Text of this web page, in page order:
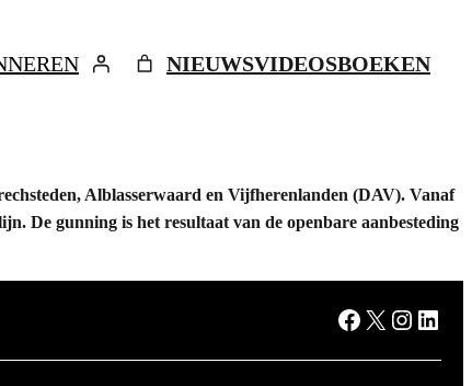
NIEUWSVIDEOSBOEKEN
Alblasserwaard en Vijfherenlanden (DAV). Vanaf
De gunning is het resultaat van de openbare aanbesteding
Facebook X Instagram LinkedIn